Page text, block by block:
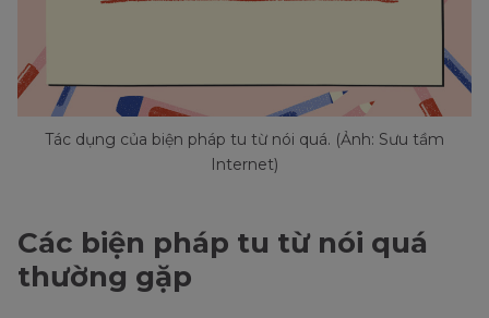
Tác dụng của biện pháp tu từ nói quá. (Ảnh: Sưu tầm
Internet)
Các biện pháp tu từ nói quá
thường gặp